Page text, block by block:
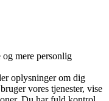
mere personlig
oplysninger om dig
vores tjenester, vise